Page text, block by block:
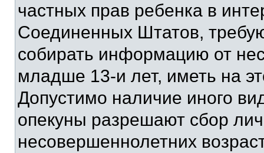
частных прав ребенка в
Соединенных Штатов,
собирать информацию от
младше 13-и лет, иметь на
Допустимо наличие иного
опекуны разрешают сбор
несовершеннолетних